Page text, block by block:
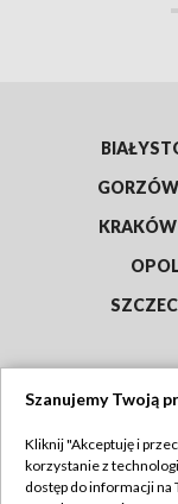
KRAKÓW
Szanujemy Twoją
Kliknij "Akceptuję i
korzystanie z
dostęp do informacji